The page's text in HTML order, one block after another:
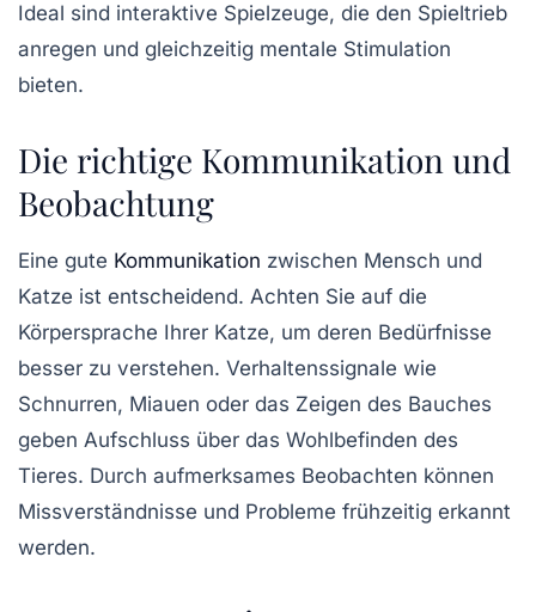
Ideal sind interaktive Spielzeuge, die den Spieltrieb
anregen und gleichzeitig mentale Stimulation
bieten.
Die richtige Kommunikation und
Beobachtung
Eine gute Kommunikation zwischen Mensch und
Katze ist entscheidend. Achten Sie auf die
Körpersprache Ihrer Katze, um deren Bedürfnisse
besser zu verstehen. Verhaltenssignale wie
Schnurren, Miauen oder das Zeigen des Bauches
geben Aufschluss über das Wohlbefinden des
Tieres. Durch aufmerksames Beobachten können
Missverständnisse und Probleme frühzeitig erkannt
werden.